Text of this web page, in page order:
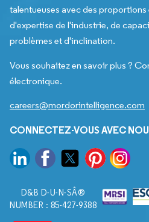
talentueuses avec des
d'expertise de l'industrie, de
problèmes et d'inclination.
Vous souhaitez en savoir plus ?
électronique.
careers@mordorintelligence.com
CONNECTEZ-VOUS AVEC
D&B D-U-N-SÂ®
NUMBER : 85-427-9388